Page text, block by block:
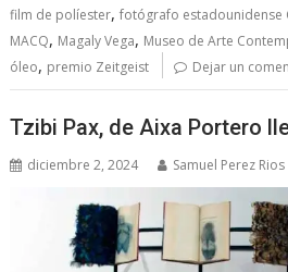
film de políester,fotógrafo estadounidense
MACQ, Magaly Vega, Museo de Arte
óleo, premio Zeitgeist Dejar un
Tzibi Pax, de Aixa Portero
diciembre 2, 2024 Samuel Perez Rios